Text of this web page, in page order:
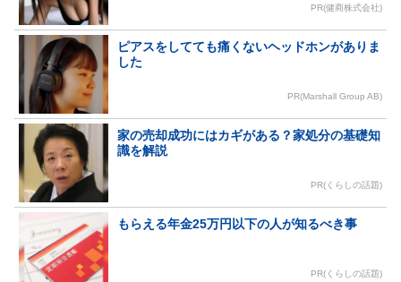
PR(健商株式会社)
ピアスをしてても痛くないヘッドホンがありま
した
PR(Marshall Group AB)
家の売却成功にはカギがある？家処分の基礎知
識を解説
PR(くらしの話題)
もらえる年金25万円以下の人が知るべき事
PR(くらしの話題)